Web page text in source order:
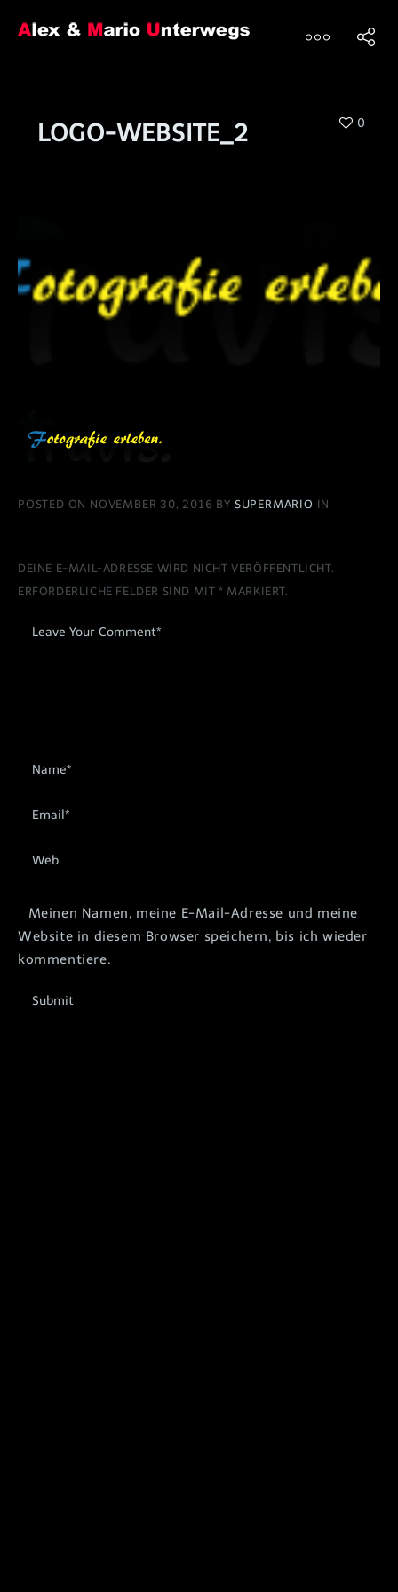
LOGO-WEBSITE_2 0
POSTED ON NOVEMBER 30, 2016 BY SUPERMARIO IN
DEINE E-MAIL-ADRESSE WIRD NICHT VERÖFFENTLICHT.
ERFORDERLICHE FELDER SIND MIT* MARKIERT.
Meinen Namen, meine E-Mail-Adresse und meine
Website in diesem Browser speichern, bis ich wieder
kommentiere.
Submit